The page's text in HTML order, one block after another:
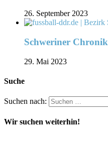
26. September 2023
Schweriner Chronik
29. Mai 2023
Suche
Suchen nach:
Wir suchen weiterhin!